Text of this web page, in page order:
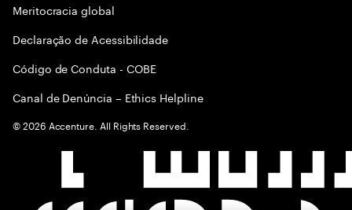
Meritocracia global
Declaração de Acessibilidade
Código de Conduta - COBE
Canal de Denúncia – Ethics Helpline
©2026 Accenture. All Rights Reserved.